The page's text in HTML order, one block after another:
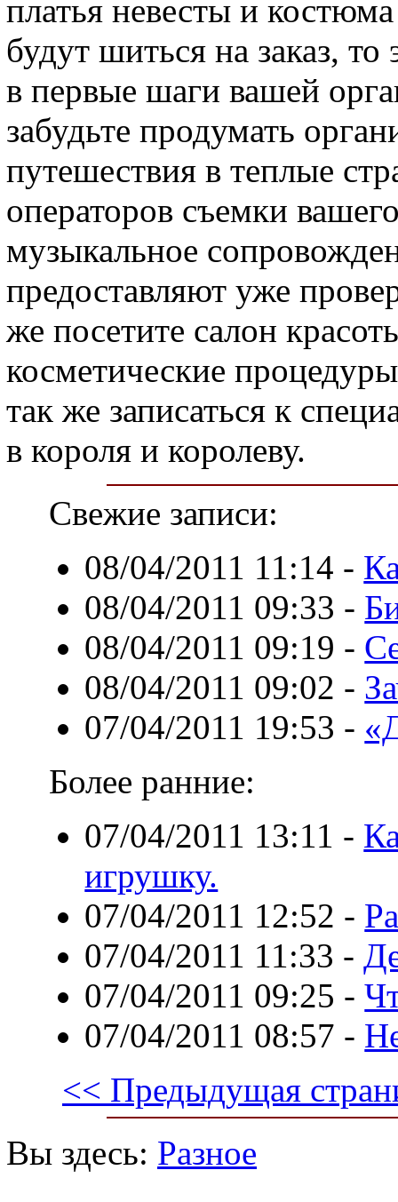
платья невесты и
будут шиться на заказ,
в первые шаги вашей
забудьте продумать
путешествия в теплые
операторов съемки
музыкальное
предоставляют уже
же посетите салон
косметические
так же записаться к
в короля и королеву.
Свежие записи:
08/04/2011 11:14 -
08/04/2011 09:33 -
08/04/2011 09:19 -
08/04/2011 09:02 -
07/04/2011 19:53 -
Более ранние:
07/04/2011 13:11 -
игрушку.
07/04/2011 12:52 -
07/04/2011 11:33 -
07/04/2011 09:25 -
07/04/2011 08:57 -
<< Предыдущая
Вы здесь: Разное